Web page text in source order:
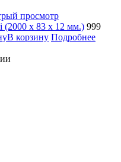
просмотр
(2000 x 83 x 12 мм.) 999
В корзину Подробнее